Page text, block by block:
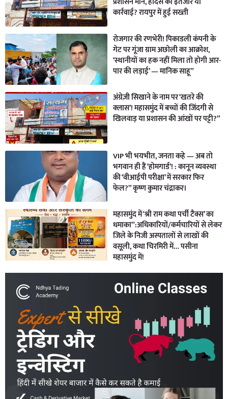
कार्रवाई? रायपुर में हुई सख्ती
रोजगार की रणभेरी! पिकाडली कंपनी के
गेट पर गूंजा ग्राम अछोली का आक्रोश,
‘स्थानीयों का हक नहीं मिला तो होगी आर-
पार की लड़ाई’ — मानिक साहू”
अंग्रेज़ी सिखाने के नाम पर ‘खतरे की
क्लास’! महासमुंद में बच्चों की जिंदगी से
खिलवाड़ या प्रशासन की आंखों पर पट्टी?”
VIP भी भयभीत, जनता कहे — अब तो
भगवान ही हैं ‘होमगार्ड’! : कानून व्यवस्था
की ‘वीआईपी परीक्षा’ में सरकार फिर
फेल?” कृष्ण कुमार चंद्राकर।
महासमुंद में ‘श्री राम कथा पर्ची टैक्स’ का
धमाका”:अधिकारियों/कर्मचारियों से लेकर
जिले के निजी अस्पतालों से लाखों की
वसूली, कथा चिरमिरी में… पसीना
महासमुंद में!